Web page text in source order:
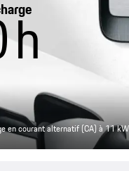
h
en courant alternatif (CA) à 11